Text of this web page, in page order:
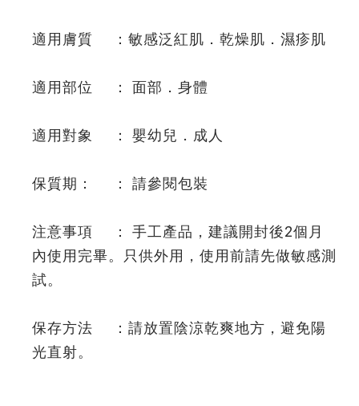
適用膚質 ：敏感泛紅肌．乾燥肌．濕疹肌
適用部位 ： 面部．身體
適用對象 ： 嬰幼兒．成人
保質期： ： 請參閱包裝
注意事項 ： 手工產品，建議開封後2個月
內使用完畢。只供外用，使用前請先做敏感測
試。
保存方法 ：請放置陰涼乾爽地方，避免陽
光直射。